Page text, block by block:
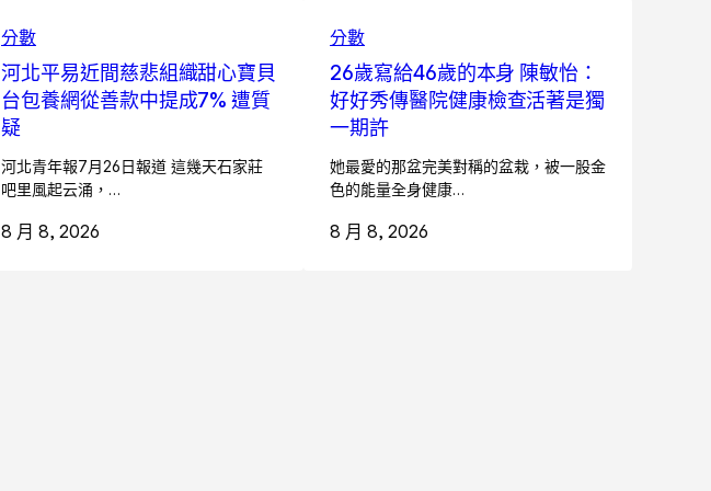
分數
河北平易近間慈悲組織甜心寶貝
台包養網從善款中提成7% 遭質
疑
河北青年報7月26日報道 這幾天石家莊
吧里風起云涌，…
8 月 8, 2026
分數
26歲寫給46歲的本身 陳敏怡：
好好秀傳醫院健康檢查活著是獨
一期許
她最愛的那盆完美對稱的盆栽，被一股金
色的能量全身健康…
8 月 8, 2026